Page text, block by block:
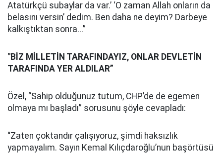
Atatürkçü subaylar da var.’ ‘O zaman Allah onların da
belasını versin’ dedim. Ben daha ne deyim? Darbeye
kalkıştıktan sonra...”
"BİZ MİLLETİN TARAFINDAYIZ, ONLAR DEVLETİN
TARAFINDA YER ALDILAR”
Özel, “Sahip olduğunuz tutum, CHP’de de egemen
olmaya mı başladı” sorusunu şöyle cevapladı:
“Zaten çoktandır çalışıyoruz, şimdi haksızlık
yapmayalım. Sayın Kemal Kılıçdaroğlu’nun başörtüsü